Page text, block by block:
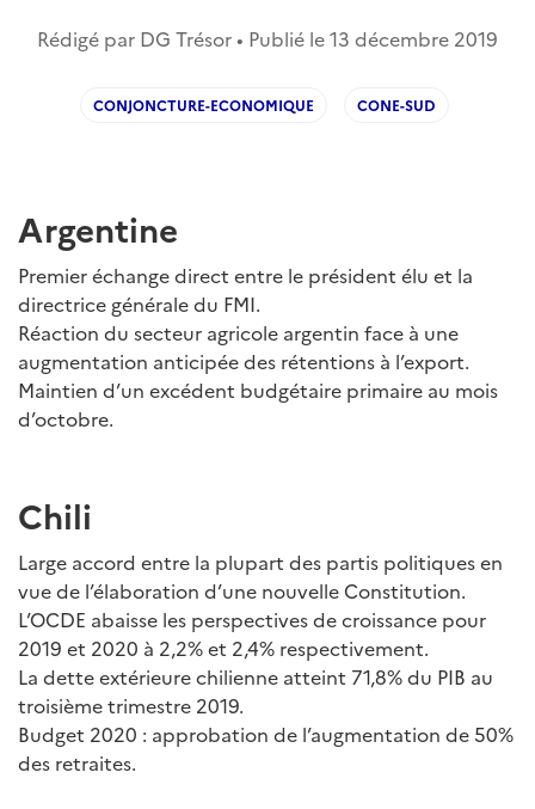
Rédigé par DG Trésor • Publié le13 décembre 2019
CONJONCTURE-ECONOMIQUE CONE-SUD
Argentine
Premier échange direct entre le président élu et la
directrice générale du FMI.
Réaction du secteur agricole argentin face à une
augmentation anticipée des rétentions à l’export.
Maintien d’un excédent budgétaire primaire au mois
d’octobre.
Chili
Large accord entre la plupart des partis politiques en
vue de l’élaboration d’une nouvelle Constitution.
L’OCDE abaisse les perspectives de croissance pour
2019 et 2020 à 2,2% et 2,4% respectivement.
La dette extérieure chilienne atteint 71,8% du PIB au
troisième trimestre 2019.
Budget 2020 : approbation de l’augmentation de 50%
des retraites.